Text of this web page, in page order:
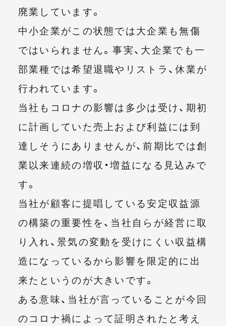
廃業しています。
中小企業がこの状態では大企業も無傷
ではいられません。事実、大企業でも一
部業種では希望退職やリストラ、休業が
行われています。
当社もコロナの影響は多少は受け、期初
に計画していた売上および利益には到
達しそうにありませんが、前期比では創
業以来連続の増収・増益になる見込みで
す。
当社が顧客に提唱している安定収益源
の構築の重要性を、当社自らが経営に取
り入れ、景気の変動を受けにくい収益構
造になっているから影響を限定的に出
来たというのが大きいです。
ある意味、当社が言っていることが今回
のコロナ禍によって証明されたと考え